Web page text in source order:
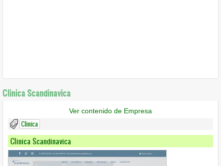
Clinica Scandinavica
Ver contenido de Empresa
Clinica
Clinica Scandinavica